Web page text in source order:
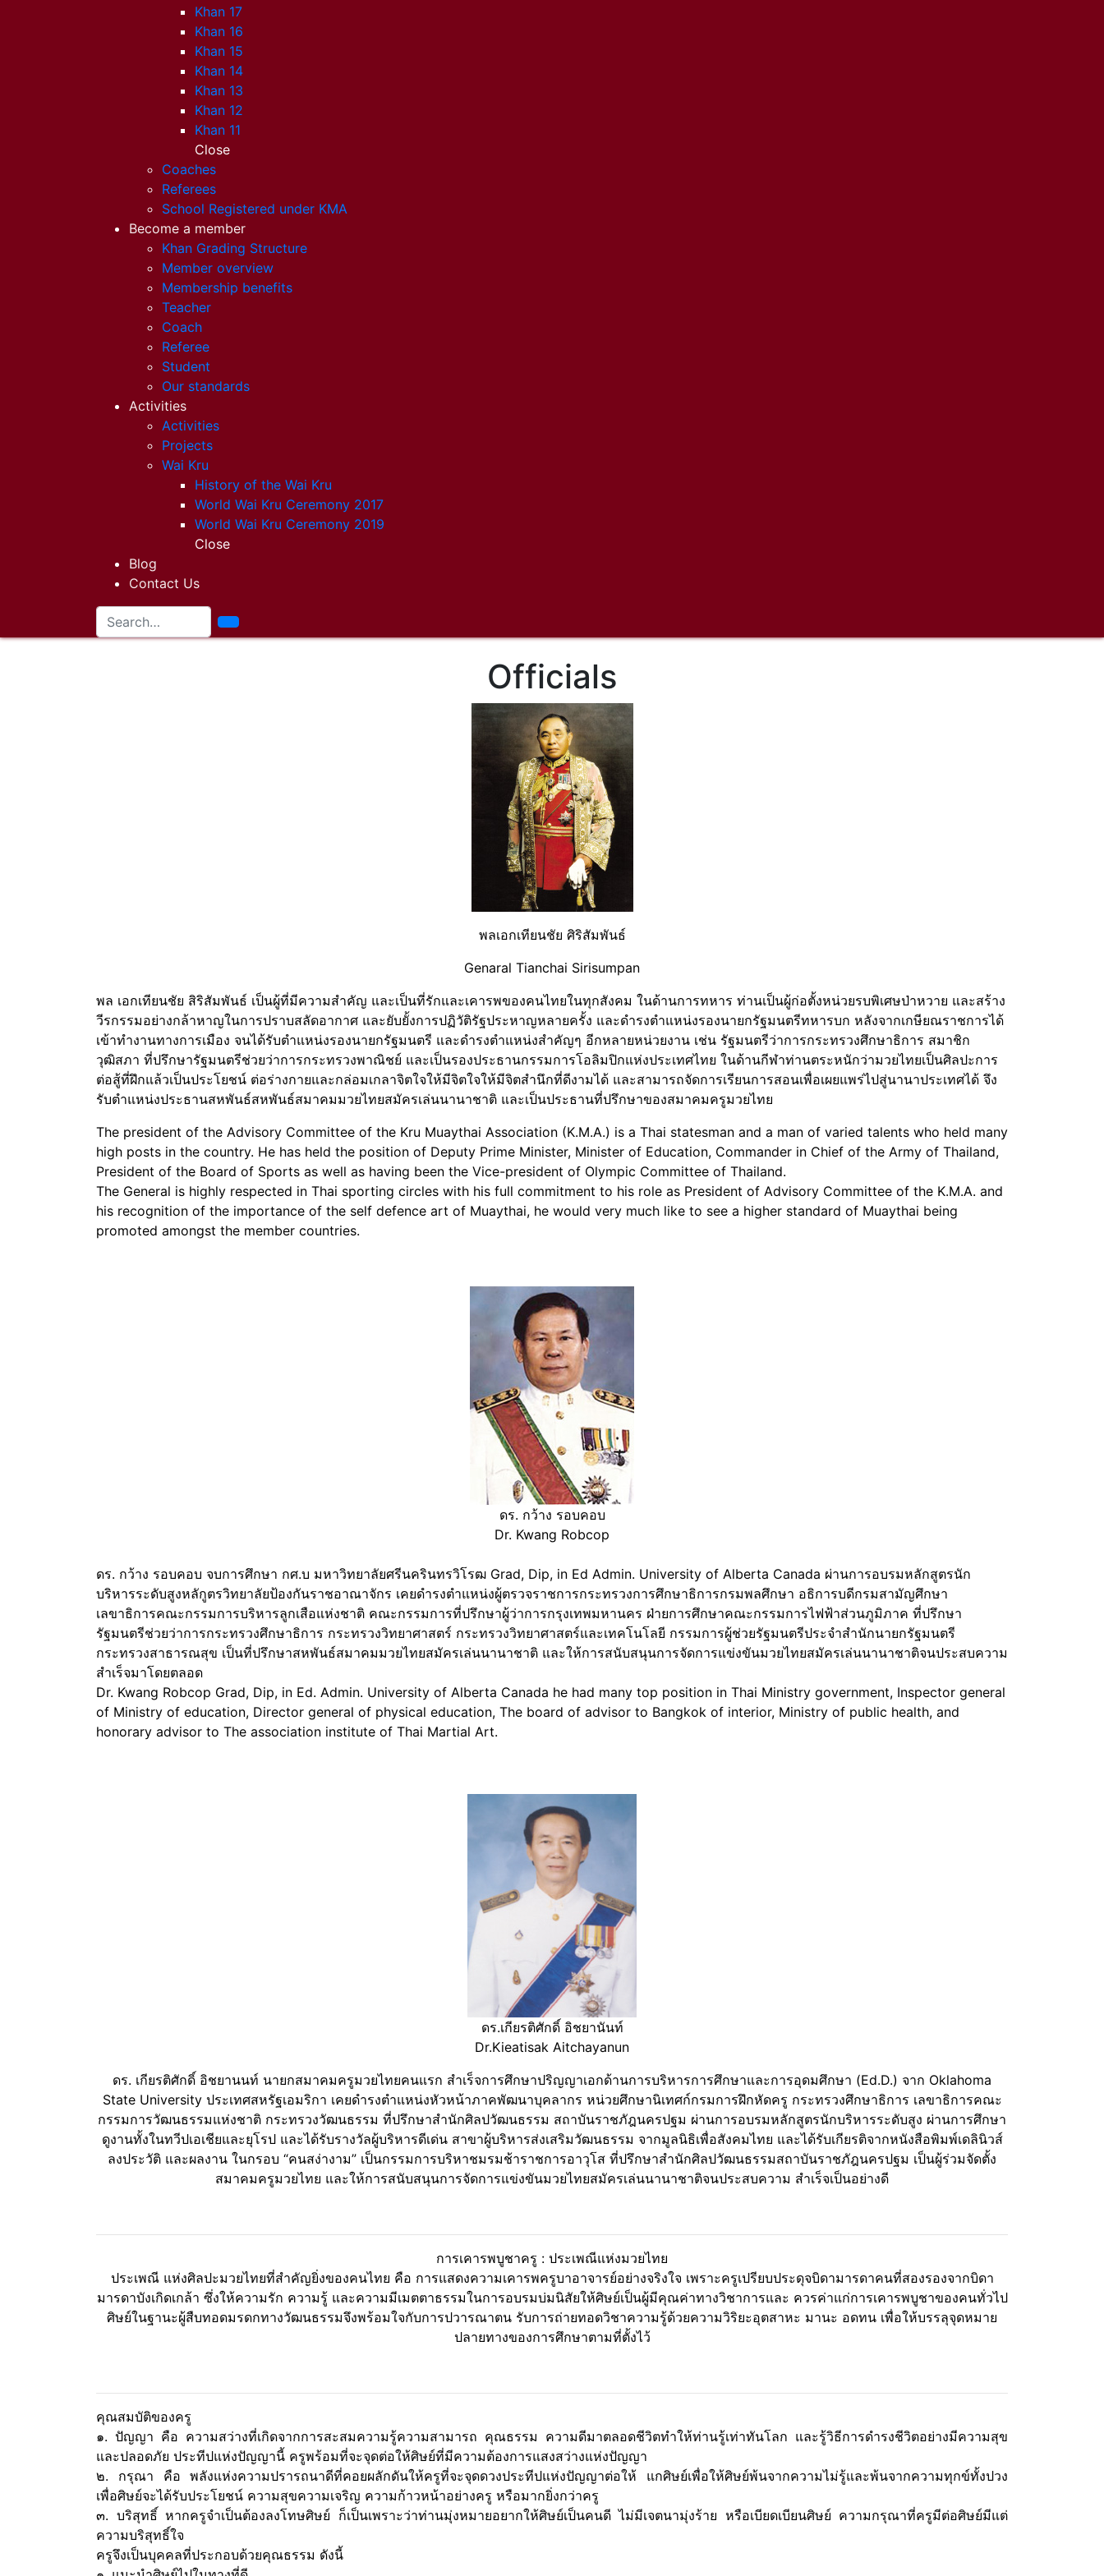
Khan 17
Khan 16
Khan 15
Khan 14
Khan 13
Khan 12
Khan 11
Close
Coaches
Referees
School Registered under KMA
Become a member
Khan Grading Structure
Member overview
Membership benefits
Teacher
Coach
Referee
Student
Our standards
Activities
Activities
Projects
Wai Kru
History of the Wai Kru
World Wai Kru Ceremony 2017
World Wai Kru Ceremony 2019
Close
Blog
Contact Us
Officials
พลเอกเทียนชัย ศิริสัมพันธ์
Genaral Tianchai Sirisumpan
พล เอกเทียนชัย สิริสัมพันธ์ เป็นผู้ที่มีความสำคัญ และเป็นที่รักและเคารพของคนไทยในทุกสังคม ในด้านการทหาร ท่านเป็นผู้ก่อตั้งหน่วยรบพิเศษป่าหวาย และสร้าง
วีรกรรมอย่างกล้าหาญในการปราบสลัดอากาศ และยับยั้งการปฏิวัติรัฐประหาญหลายครั้ง และดำรงตำแหน่งรองนายกรัฐมนตรีทหารบก หลังจากเกษียณราชการได้
เข้าทำงานทางการเมือง จนได้รับตำแหน่งรองนายกรัฐมนตรี และดำรงตำแหน่งสำคัญๆ อีกหลายหน่วยงาน เช่น รัฐมนตรีว่าการกระทรวงศึกษาธิการ สมาชิก
วุฒิสภา ที่ปรึกษารัฐมนตรีช่วยว่าการกระทรวงพาณิชย์ และเป็นรองประธานกรรมการโอลิมปิกแห่งประเทศไทย ในด้านกีฬาท่านตระหนักว่ามวยไทยเป็นศิลปะการ
ต่อสู้ที่ฝึกแล้วเป็นประโยชน์ ต่อร่างกายและกล่อมเกลาจิตใจให้มีจิตใจให้มีจิตสำนึกที่ดีงามได้ และสามารถจัดการเรียนการสอนเพื่อเผยแพร่ไปสู่นานาประเทศได้ จึง
รับตำแหน่งประธานสหพันธ์สหพันธ์สมาคมมวยไทยสมัครเล่นนานาชาติ และเป็นประธานที่ปรึกษาของสมาคมครูมวยไทย
The president of the Advisory Committee of the Kru Muaythai Association (K.M.A.) is a Thai statesman and a man of varied talents who held many
high posts in the country. He has held the position of Deputy Prime Minister, Minister of Education, Commander in Chief of the Army of Thailand,
President of the Board of Sports as well as having been the Vice-president of Olympic Committee of Thailand.
The General is highly respected in Thai sporting circles with his full commitment to his role as President of Advisory Committee of the K.M.A. and
his recognition of the importance of the self defence art of Muaythai, he would very much like to see a higher standard of Muaythai being
promoted amongst the member countries.
ดร. กว้าง รอบคอบ
Dr. Kwang Robcop
ดร. กว้าง รอบคอบ จบการศึกษา กศ.บ มหาวิทยาลัยศรีนครินทรวิโรฒ Grad, Dip, in Ed Admin. University of Alberta Canada ผ่านการอบรมหลักสูตรนัก
บริหารระดับสูงหลักูตรวิทยาลัยป้องกันราชอาณาจักร เคยดำรงตำแหน่งผู้ตรวจราชการกระทรวงการศึกษาธิการกรมพลศึกษา อธิการบดีกรมสามัญศึกษา
เลขาธิการคณะกรรมการบริหารลูกเสือแห่งชาติ คณะกรรมการที่ปรึกษาผู้ว่าการกรุงเทพมหานคร ฝ่ายการศึกษาคณะกรรมการไฟฟ้าส่วนภูมิภาค ที่ปรึกษา
รัฐมนตรีช่วยว่าการกระทรวงศึกษาธิการ กระทรวงวิทยาศาสตร์ กระทรวงวิทยาศาสตร์และเทคโนโลยี กรรมการผู้ช่วยรัฐมนตรีประจำสำนักนายกรัฐมนตรี
กระทรวงสาธารณสุข เป็นที่ปรึกษาสหพันธ์สมาคมมวยไทยสมัครเล่นนานาชาติ และให้การสนับสนุนการจัดการแข่งขันมวยไทยสมัครเล่นนานาชาติจนประสบความ
สำเร็จมาโดยตลอด
Dr. Kwang Robcop Grad, Dip, in Ed. Admin. University of Alberta Canada he had many top position in Thai Ministry government, Inspector general
of Ministry of education, Director general of physical education, The board of advisor to Bangkok of interior, Ministry of public health, and
honorary advisor to The association institute of Thai Martial Art.
ดร.เกียรติศักดิ์ อิชยานันท์
Dr.Kieatisak Aitchayanun
ดร. เกียรติศักดิ์ อิชยานนท์ นายกสมาคมครูมวยไทยคนแรก สำเร็จการศึกษาปริญญาเอกด้านการบริหารการศึกษาและการอุดมศึกษา (Ed.D.) จาก Oklahoma
State University ประเทศสหรัฐเอมริกา เคยดำรงตำแหน่งหัวหน้าภาคพัฒนาบุคลากร หน่วยศึกษานิเทศก์กรมการฝึกหัดครู กระทรวงศึกษาธิการ เลขาธิการคณะ
กรรมการวัฒนธรรมแห่งชาติ กระทรวงวัฒนธรรม ที่ปรึกษาสำนักศิลปวัฒนธรรม สถาบันราชภัฎนครปฐม ผ่านการอบรมหลักสูตรนักบริหารระดับสูง ผ่านการศึกษา
ดูงานทั้งในทวีปเอเชียและยุโรป และได้รับรางวัลผู้บริหารดีเด่น สาขาผู้บริหารส่งเสริมวัฒนธรรม จากมูลนิธิเพื่อสังคมไทย และได้รับเกียรติจากหนังสือพิมพ์เดลินิวส์
ลงประวัติ และผลงาน ในกรอบ “คนสง่างาม” เป็นกรรมการบริหาชมรมช้าราชการอาวุโส ที่ปรึกษาสำนักศิลปวัฒนธรรมสถาบันราชภัฎนครปฐม เป็นผู้ร่วมจัดตั้ง
สมาคมครูมวยไทย และให้การสนับสนุนการจัดการแข่งขันมวยไทยสมัครเล่นนานาชาติจนประสบความ สำเร็จเป็นอย่างดี
การเคารพบูชาครู : ประเพณีแห่งมวยไทย
ประเพณี แห่งศิลปะมวยไทยที่สำคัญยิ่งของคนไทย คือ การแสดงความเคารพครูบาอาจารย์อย่างจริงใจ เพราะครูเปรียบประดุจบิดามารดาคนที่สองรองจากบิดา
มารดาบังเกิดเกล้า ซึ่งให้ความรัก ความรู้ และความมีเมตตาธรรมในการอบรมบ่มนิสัยให้ศิษย์เป็นผู้มีคุณค่าทางวิชาการและ ควรค่าแก่การเคารพบูชาของคนทั่วไป
ศิษย์ในฐานะผู้สืบทอดมรดกทางวัฒนธรรมจึงพร้อมใจกับการปวารณาตน รับการถ่ายทอดวิชาความรู้ด้วยความวิริยะอุตสาหะ มานะ อดทน เพื่อให้บรรลุจุดหมาย
ปลายทางของการศึกษาตามที่ตั้งไว้
คุณสมบัติของครู
๑. ปัญญา คือ ความสว่างที่เกิดจากการสะสมความรู้ความสามารถ คุณธรรม ความดีมาตลอดชีวิตทำให้ท่านรู้เท่าทันโลก และรู้วิธีการดำรงชีวิตอย่างมีความสุข
และปลอดภัย ประทีปแห่งปัญญานี้ ครูพร้อมที่จะจุดต่อให้ศิษย์ที่มีความต้องการแสงสว่างแห่งปัญญา
๒. กรุณา คือ พลังแห่งความปรารถนาดีที่คอยผลักดันให้ครูที่จะจุดดวงประทีปแห่งปัญญาต่อให้ แกศิษย์เพื่อให้ศิษย์พ้นจากความไม่รู้และพ้นจากความทุกข์ทั้งปวง
เพื่อศิษย์จะได้รับประโยชน์ ความสุขความเจริญ ความก้าวหน้าอย่างครู หรือมากยิ่งกว่าครู
๓. บริสุทธิ์ หากครูจำเป็นต้องลงโทษศิษย์ ก็เป็นเพราะว่าท่านมุ่งหมายอยากให้ศิษย์เป็นคนดี ไม่มีเจตนามุ่งร้าย หรือเบียดเบียนศิษย์ ความกรุณาที่ครูมีต่อศิษย์มีแต่
ความบริสุทธิ์ใจ
ครูจึงเป็นบุคคลที่ประกอบด้วยคุณธรรม ดังนี้